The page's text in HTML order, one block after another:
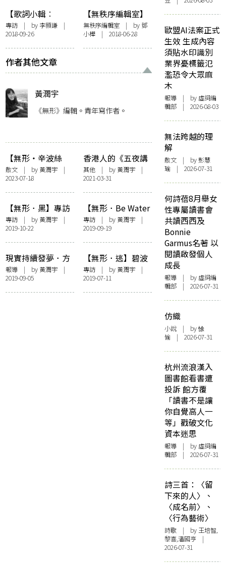
【歌詞小輯︰
Heyo】創作沒有
comfort zone
專訪 | by 李顥謙 |
2018-09-26
【無秩序編輯室】
前置詞︰噪音
無秩序編輯室| by鄧
小樺| 2018-06-28
作者其他文章
黃潤宇
《無形》編輯。青年寫作者。
【無形・辛波絲
卡，種種可能】我
偏愛她注視這無法
穿越的石頭
散文 | by 黃潤宇 |
2023-07-18
香港人的《五夜講
場》：十五秒？講
埋佢
其他| by 黃潤宇|
2021-03-31
【無形．黑】專訪
周雲蓬：從大理到
客西馬尼園，我目
的就是生活
專訪 | by 黃潤宇 |
2019-10-22
【無形．Be Water
My Friend】夏
曼・藍波安：海洋
基因，文學就在身
體髮膚
專訪| by 黃潤宇|
2019-09-19
現實持續發夢．方
圓共同出神——記
《方圓》創刊號發
佈會
報導 | by 黃潤宇 |
2019-09-05
【無形．逃】碧波
押404︰抵抗與重
生，人人皆是藝術
家
專訪| by 黃潤宇|
2019-07-11
歐盟AI法案正式
生效 生成內容
須貼水印識別
業界憂標籤氾
濫恐令大眾麻
木
報導 | by 虛詞編
輯部 | 2026-08-03
無法跨越的理
解
散文 | by 彭慧
瑜 | 2026-07-31
何詩蓓8月舉女
性專屬讀書會
共讀西西及
Bonnie
Garmus名著 以
閱讀啟發個人
成長
報導 | by 虛詞編
輯部 | 2026-07-31
仿織
小說 | by 悇
愉 | 2026-07-31
杭州流浪漢入
圖書館看書遭
投訴 館方覆
「讀書不是讓
你自覺高人一
等」戳破文化
資本迷思
報導 | by 虛詞編
輯部 | 2026-07-31
詩三首：〈留
下來的人〉、
〈成名前〉、
〈行為藝術〉
詩歌 | by 王培智,
黎喜,潘國亨 |
2026-07-31